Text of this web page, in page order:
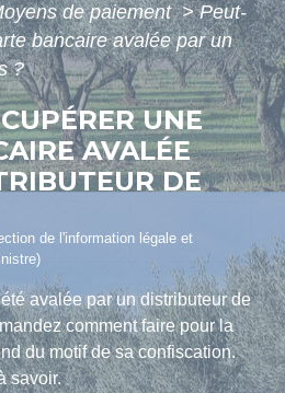
de paiement> Peut-
bancaire avalée par un
?
UNE
AVALÉE
DE
de l'information légale et
avalée par un distributeur de
comment faire pour la
du motif de sa confiscation.
savoir.